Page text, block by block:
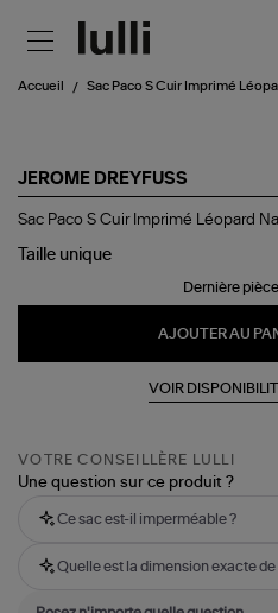
Accueil Sac Paco S Cuir Imprimé
JEROME DREYFUSS
Sac
S
Léopard
Sac Paco S Cuir Imprimé Léopard
Taille unique
Dernière
AJOUTER AU
VOIR
VOTRE CONSEILLÈRE LULLI
Une question sur ce produit ?
Ce sac est-il imperméable ?
Quelle est la dimension exacte de